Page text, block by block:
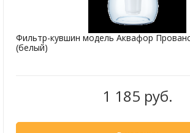
Фильтр-кувшин модель Аквафор
(белый)
1 185 руб.